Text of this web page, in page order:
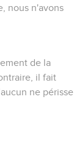
nous n'avons
de la
il fait
ne périsse